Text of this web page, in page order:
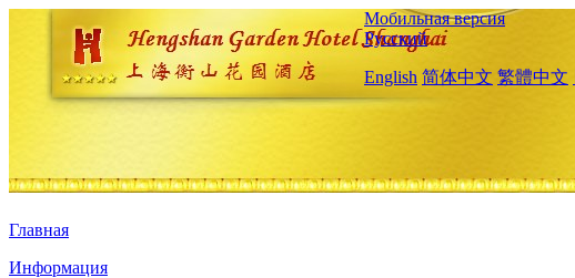
Мобильная версия
Русский
English 简体中文 繁體中文
Главная
Информация